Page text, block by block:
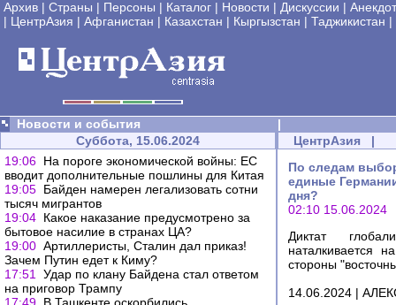
Архив | Страны | Персоны | Каталог | Новости | Дискуссии |
| ЦентрАзия | Афганистан | Казахстан | Кыргызстан | Таджикистан |
Новости и события
|
Суббота, 15.06.2024
19:06 На пороге экономической войны: ЕС
вводит дополнительные пошлины для Китая
19:05 Байден намерен легализовать сотни
тысяч мигрантов
19:04 Какое наказание предусмотрено за
бытовое насилие в странах ЦА?
19:00 Артиллеристы, Сталин дал приказ!
Зачем Путин едет к Киму?
17:51
Удар по клану Байдена стал ответом
на приговор Трампу
ЦентрАзия |
По следам
eдиные
дня?
02:10 15.06.2024
Диктат
наталкивается
стороны
14.06.2024 |